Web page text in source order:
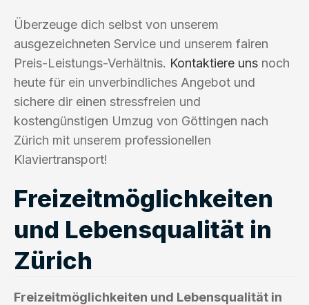
Überzeuge dich selbst von unserem
ausgezeichneten Service und unserem fairen
Preis-Leistungs-Verhältnis. Kontaktiere uns noch
heute für ein unverbindliches Angebot und
sichere dir einen stressfreien und
kostengünstigen Umzug von Göttingen nach
Zürich mit unserem professionellen
Klaviertransport!
Freizeitmöglichkeiten
und Lebensqualität in
Zürich
Freizeitmöglichkeiten und Lebensqualität in